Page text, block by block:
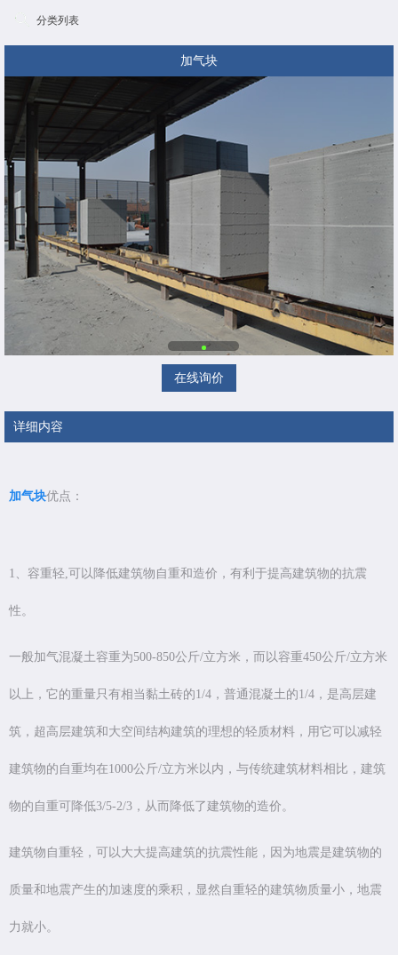
分类列表
加气块
在线询价
详细内容
加气块优点：
1、容重轻,可以降低建筑物自重和造价，有利于提高建筑物的抗震
性。
一般加气混凝土容重为500-850公斤/立方米，而以容重450公斤/立方米
以上，它的重量只有相当黏土砖的1/4，普通混凝土的1/4，是高层建
筑，超高层建筑和大空间结构建筑的理想的轻质材料，用它可以减轻
建筑物的自重均在1000公斤/立方米以内，与传统建筑材料相比，建筑
物的自重可降低3/5-2/3，从而降低了建筑物的造价。
建筑物自重轻，可以大大提高建筑的抗震性能，因为地震是建筑物的
质量和地震产生的加速度的乘积，显然自重轻的建筑物质量小，地震
力就小。